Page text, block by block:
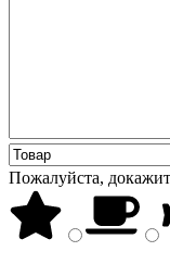
Пожалуйста,